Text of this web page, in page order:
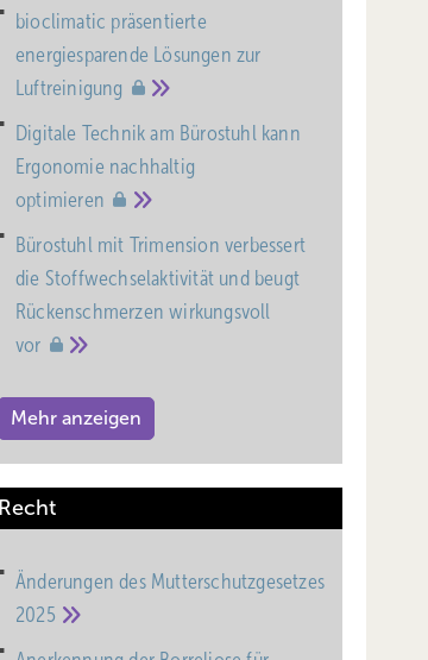
bioclimatic präsentierte
energiesparende Lösungen zur
Luftreinigung
Digitale Technik am Bürostuhl kann
Ergonomie nachhaltig
optimieren
Bürostuhl mit Trimension verbessert
die Stoffwechselaktivität und beugt
Rückenschmerzen wirkungsvoll
vor
Mehr anzeigen
Recht
Änderungen des Mutterschutz­gesetzes
2025